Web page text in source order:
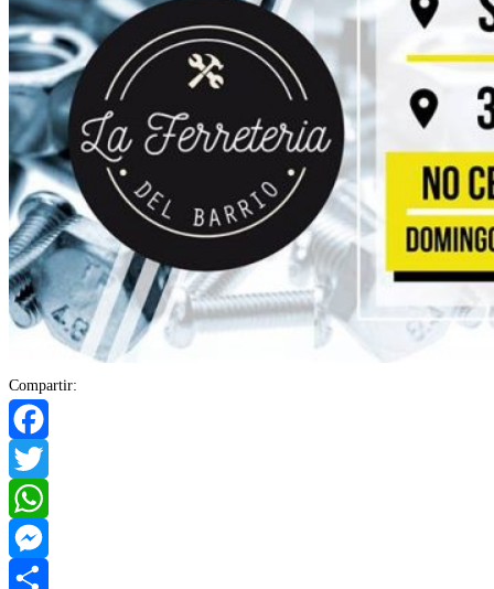
Compartir:
Facebook
Twitter
WhatsApp
Messenger